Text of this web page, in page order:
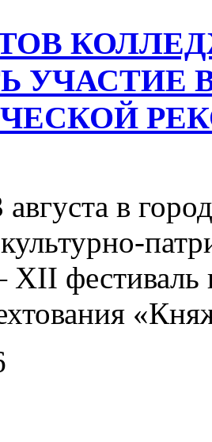
УЧАСТИЕ
в
фестиваль